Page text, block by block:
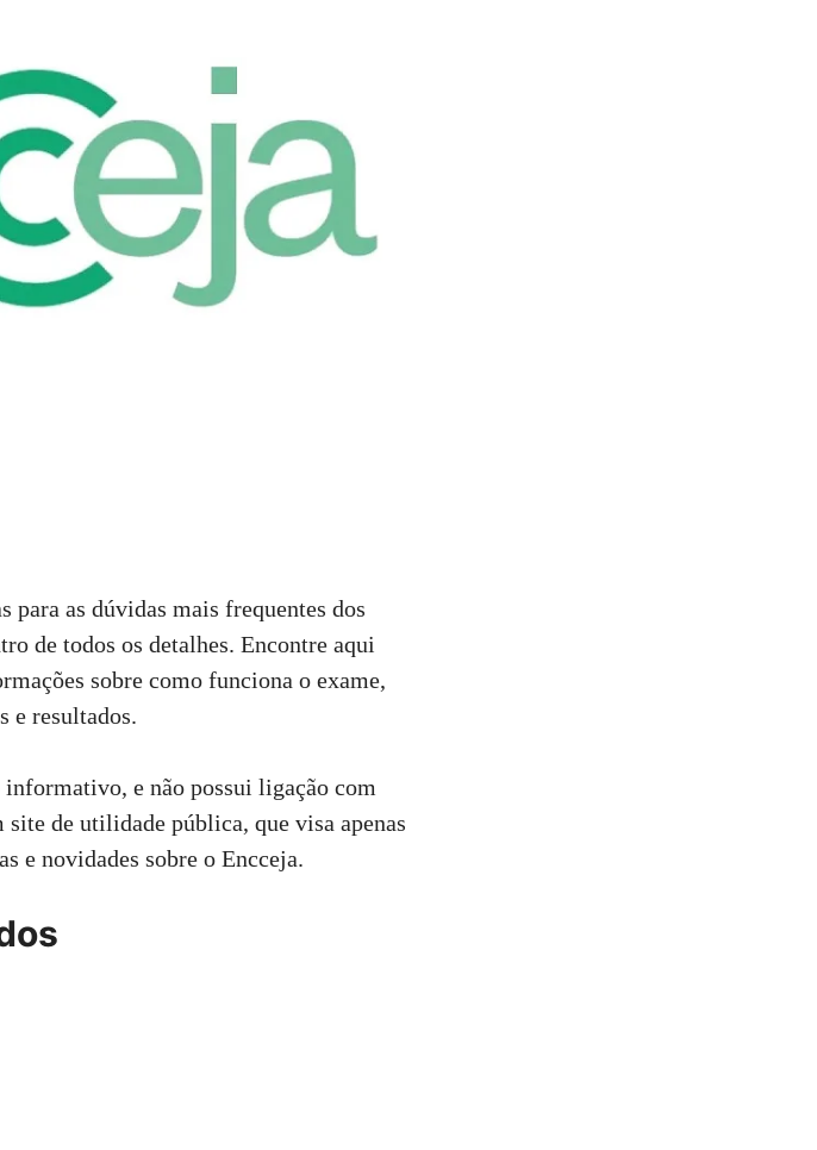
para as dúvidas mais frequentes dos
de todos os detalhes. Encontre aqui
sobre como funciona o exame,
e resultados.
e não possui ligação com
site de utilidade pública, que visa apenas
e novidades sobre o Encceja.